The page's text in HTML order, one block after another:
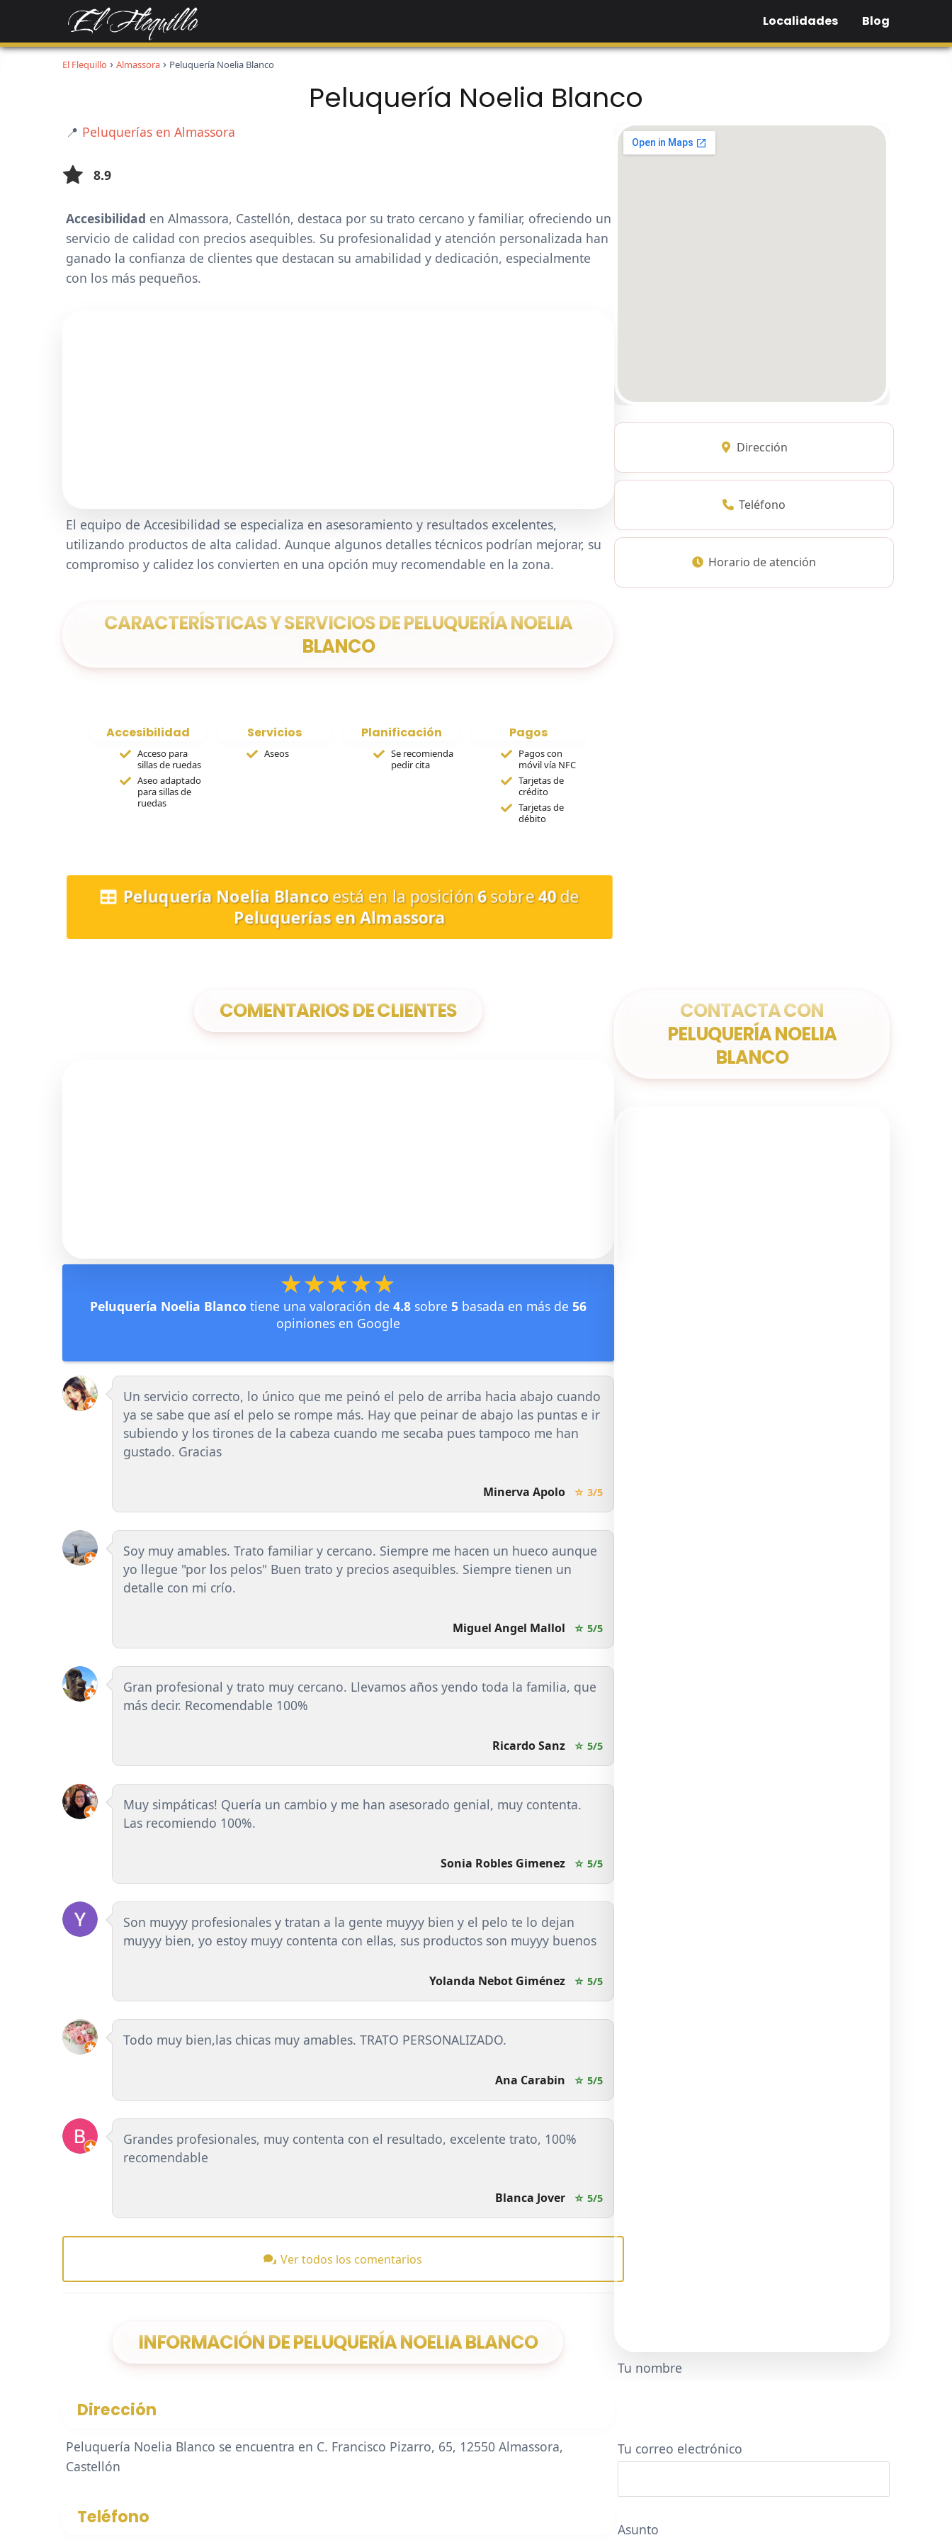
Localidades Blog
El Flequillo Almassora Peluquería Noelia Blanco
Peluquería Noelia Blanco
📍 Peluquerías en Almassora
8.9
Accesibilidad en Almassora, Castellón, destaca por su trato cercano y familiar, ofreciendo un
servicio de calidad con precios asequibles. Su profesionalidad y atención personalizada han
ganado la confianza de clientes que destacan su amabilidad y dedicación, especialmente
con los más pequeños.
El equipo de Accesibilidad se especializa en asesoramiento y resultados excelentes,
utilizando productos de alta calidad. Aunque algunos detalles técnicos podrían mejorar, su
compromiso y calidez los convierten en una opción muy recomendable en la zona.
CARACTERÍSTICAS Y SERVICIOS DE PELUQUERÍA NOELIA
BLANCO
Accesibilidad
Acceso para
sillas de ruedas
Aseo adaptado
para sillas de
ruedas
Servicios
Aseos
Planificación
Se recomienda
pedir cita
Pagos
Pagos con
móvil vía NFC
Tarjetas de
crédito
Tarjetas de
débito
Peluquería Noelia Blancoestá en la posición6 sobre40 de
Peluquerías en Almassora
Dirección
Teléfono
Horario de atención
COMENTARIOS DE CLIENTES
★★★★★
★★★★★
Peluquería Noelia Blanco tiene una valoración de 4.8sobre 5basada en más de 56
opiniones en Google
Un servicio correcto, lo único que me peinó el pelo de arriba hacia abajo cuando
ya se sabe que así el pelo se rompe más. Hay que peinar de abajo las puntas e ir
subiendo y los tirones de la cabeza cuando me secaba pues tampoco me han
gustado. Gracias
Minerva Apolo ☆ 3/5
Soy muy amables. Trato familiar y cercano. Siempre me hacen un hueco aunque
yo llegue "por los pelos" Buen trato y precios asequibles. Siempre tienen un
detalle con mi crío.
Miguel Angel Mallol ☆ 5/5
Gran profesional y trato muy cercano. Llevamos años yendo toda la familia, que
más decir. Recomendable 100%
Ricardo Sanz ☆ 5/5
Muy simpáticas! Quería un cambio y me han asesorado genial, muy contenta.
Las recomiendo 100%.
Sonia Robles Gimenez ☆ 5/5
Son muyyy profesionales y tratan a la gente muyyy bien y el pelo te lo dejan
muyyy bien, yo estoy muyy contenta con ellas, sus productos son muyyy buenos
Yolanda Nebot Giménez ☆ 5/5
Todo muy bien,las chicas muy amables. TRATO PERSONALIZADO.
Ana Carabin ☆ 5/5
Grandes profesionales, muy contenta con el resultado, excelente trato, 100%
recomendable
Blanca Jover ☆ 5/5
Ver todos los comentarios
INFORMACIÓN DE PELUQUERÍA NOELIA BLANCO
Dirección
Peluquería Noelia Blanco se encuentra en C. Francisco Pizarro, 65, 12550 Almassora,
Castellón
Teléfono
CONTACTA CON
PELUQUERÍA NOELIA
BLANCO
Tu nombre
Tu correo electrónico
Asunto